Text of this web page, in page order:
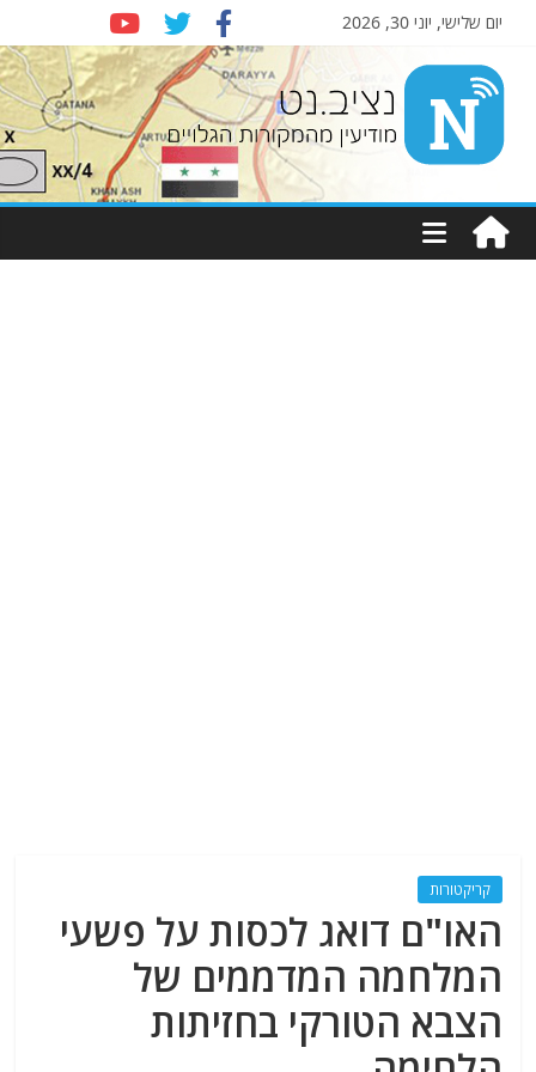
יום שלישי, יוני 30, 2026
Nziv.net
מודיעין
מהמקורות
קריקטורות
האו"ם דואג לכסות על פשעי
המלחמה המדממים של
הצבא הטורקי בחזיתות